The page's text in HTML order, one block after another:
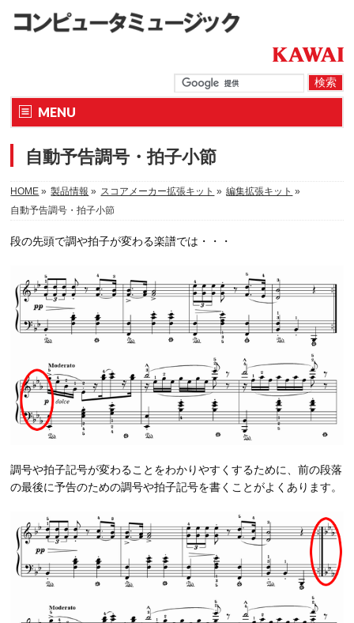
MENU
自動予告調号・拍子小節
HOME » 製品情報 » スコアメーカー拡張キット » 編集拡張キット »
自動予告調号・拍子小節
段の先頭で調や拍子が変わる楽譜では・・・
調号や拍子記号が変わることをわかりやすくするために、前の段落
の最後に予告のための調号や拍子記号を書くことがよくあります。